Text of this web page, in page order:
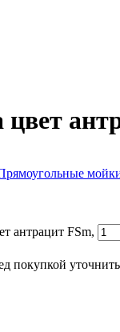
антрацит FSm,
покупкой